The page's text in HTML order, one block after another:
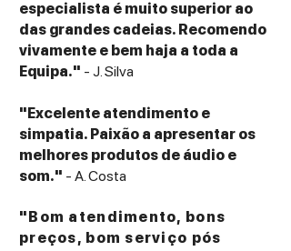
especialista é muito superior ao
das grandes cadeias. Recomendo
vivamente e bem haja a toda a
Equipa." - J. Silva
"Excelente atendimento e
simpatia. Paixão a apresentar os
melhores produtos de áudio e
som." - A. Costa
"Bom atendimento, bons
preços, bom serviço pós